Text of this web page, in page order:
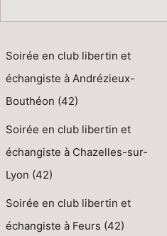
Soirée en club libertin et
échangiste à Andrézieux-
Bouthéon (42)
Soirée en club libertin et
échangiste à Chazelles-sur-
Lyon (42)
Soirée en club libertin et
échangiste à Feurs (42)